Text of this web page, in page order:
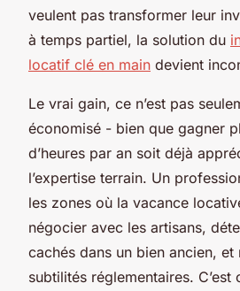
veulent pas transformer leur
à temps partiel, la solution du
locatif clé en main devient
Le vrai gain, ce n’est pas
économisé - bien que gagner
d’heures par an soit déjà
l’expertise terrain. Un
les zones où la vacance
négocier avec les artisans,
cachés dans un bien ancien, et
subtilités réglementaires. C’est